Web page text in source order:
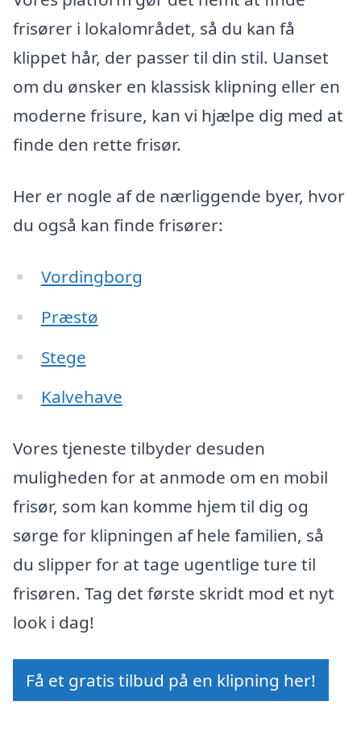
frisører i lokalområdet, så du kan få
klippet hår, der passer til din stil. Uanset
om du ønsker en klassisk klipning eller en
moderne frisure, kan vi hjælpe dig med at
finde den rette frisør.
Her er nogle af de nærliggende byer, hvor
du også kan finde frisører:
Vordingborg
Præstø
Stege
Kalvehave
Vores tjeneste tilbyder desuden
muligheden for at anmode om en mobil
frisør, som kan komme hjem til dig og
sørge for klipningen af hele familien, så
du slipper for at tage ugentlige ture til
frisøren. Tag det første skridt mod et nyt
look i dag!
Få et gratis tilbud på en klipning her!